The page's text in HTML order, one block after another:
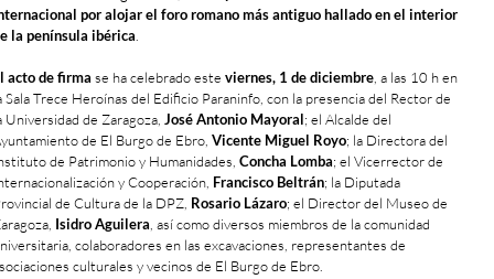
por alojar el foro romano más antiguo hallado en el interior
la península ibérica
acto de firma se ha celebrado este viernes, 1 de diciembre , a las 10 h en
Sala Trece Heroínas del Edificio Paraninfo, con la presencia del Rector de
Universidad de Zaragoza, José Antonio Mayoral; el Alcalde del
de El Burgo de Ebro, Vicente Miguel Royo; la Directora del
de Patrimonio y Humanidades, Concha Lomba; el Vicerrector de
y Cooperación, Francisco Beltrán; la Diputada
de Cultura de la DPZ, Rosario Lázaro; el Director del Museo de
Isidro Aguilera , así como diversos miembros de la comunidad
colaboradores en las excavaciones, representantes de
culturales y vecinos de El Burgo de Ebro.